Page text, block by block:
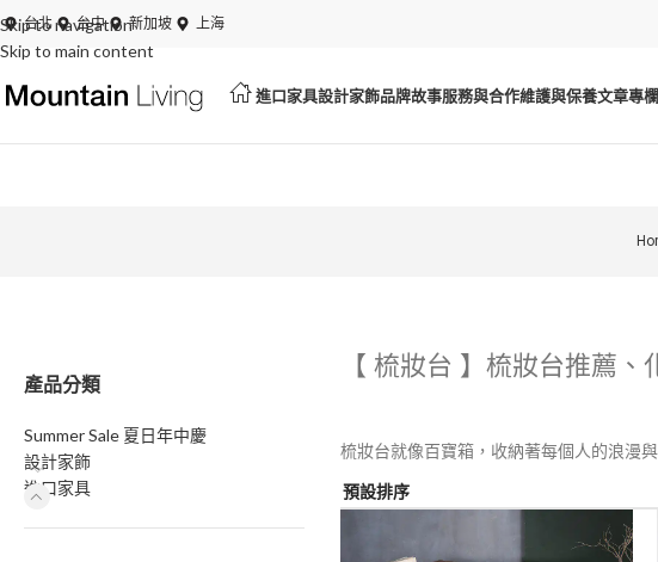
Skip to navigation
Skip to main content
台北 台中 新加坡 上海
夏日特賣開跑！展品、絕版品最低 6 折起
進口家具設計家飾品牌故事服務與合作維護與保養文章專欄
產品分類
Summer Sale 夏日年中慶
設計家飾
進口家具
【 梳妝台 】梳妝台推薦、
梳妝台就像百寶箱，收納著每個人的浪漫